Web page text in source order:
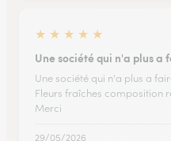
★ ★ ★ ★ ★
Une société qui n'a plus a
Une société qui n'a plus a
Fleurs fraîches composition
Merci
29/05/2026